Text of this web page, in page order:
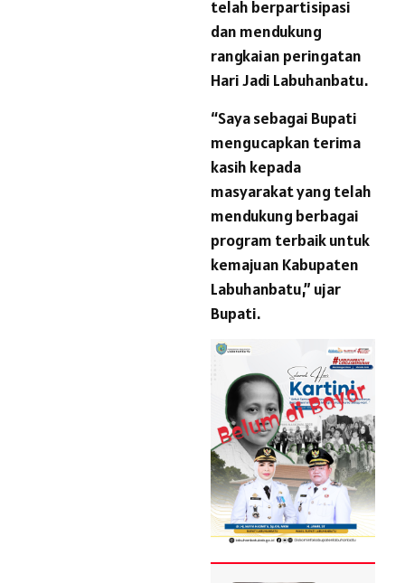
telah berpartisipasi
dan mendukung
rangkaian peringatan
Hari Jadi Labuhanbatu.
“Saya sebagai Bupati
mengucapkan terima
kasih kepada
masyarakat yang telah
mendukung berbagai
program terbaik untuk
kemajuan Kabupaten
Labuhanbatu,” ujar
Bupati.